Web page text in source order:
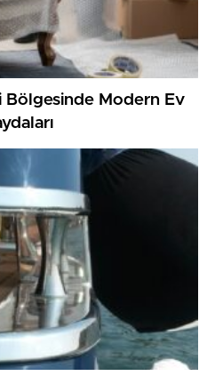
Bölgesinde Modern Ev